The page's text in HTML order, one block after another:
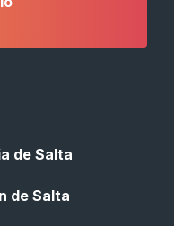
de Salta
de Salta